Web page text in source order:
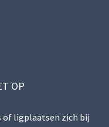
OP
of ligplaatsen zich bij